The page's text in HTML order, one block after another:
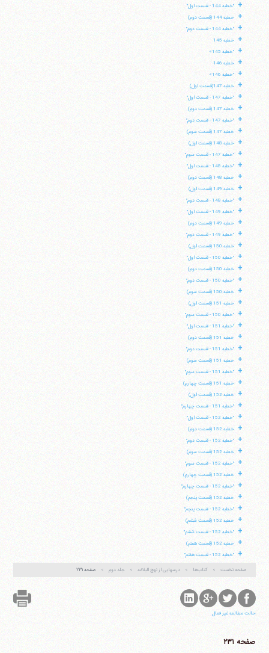
+ "خطبه 144 - قسمت اول"
+ خطبه 144 (قسمت دوم)
+ "خطبه 144 - قسمت دوم"
+ خطبه 145
+ "خطبه 145»
+ خطبه 146
+ "خطبه 146»
+ خطبه 147(قسمت اول)
+ "خطبه 147 - قسمت اول"
+ خطبه 147 (قسمت دوم)
+ "خطبه 147 - قسمت دوم"
+ خطبه 147 (قسمت سوم)
+ خطبه 148 (قسمت اول)
+ "خطبه 147 - قسمت سوم"
+ "خطبه 148 - قسمت اول"
+ خطبه 148 (قسمت دوم)
+ خطبه 149 (قسمت اول)
+ "خطبه 148 - قسمت دوم"
+ "خطبه 149 - قسمت اول"
+ خطبه 149 (قسمت دوم)
+ "خطبه 149 - قسمت دوم"
+ خطبه 150 (قسمت اول)
+ "خطبه 150 - قسمت اول"
+ خطبه 150 (قسمت دوم)
+ "خطبه 150 - قسمت دوم"
+ خطبه 150 (قسمت سوم)
+ خطبه 151 (قسمت اول)
+ "خطبه 150 - قسمت سوم"
+ "خطبه 151 - قسمت اول"
+ خطبه 151 (قسمت دوم)
+ "خطبه 151 - قسمت دوم"
+ خطبه 151 (قسمت سوم)
+ "خطبه 151 - قسمت سوم"
+ خطبه 151 (قسمت چهارم)
+ خطبه 152 (قسمت اول)
+ "خطبه 151 - قسمت چهارم"
+ "خطبه 152 - قسمت اول"
+ خطبه 152 (قسمت دوم)
+ "خطبه 152 - قسمت دوم"
+ خطبه 152 (قسمت سوم)
+ "خطبه 152 - قسمت سوم"
+ خطبه 152 (قسمت چهارم)
+ "خطبه 152 - قسمت چهارم"
+ خطبه 152 (قسمت پنجم)
+ "خطبه 152 - قسمت پنجم"
+ خطبه 152 (قسمت ششم)
+ "خطبه 152 - قسمت ششم"
+ خطبه 152 (قسمت هفتم)
+ "خطبه 152 - قسمت هفتم"
صفحه نخست کتاب‌ها درسهایی از نهج البلاغه جلد دوم صفحه ۲۳۱
حالت مطالعه غیر فعال
صفحه ۲۳۱